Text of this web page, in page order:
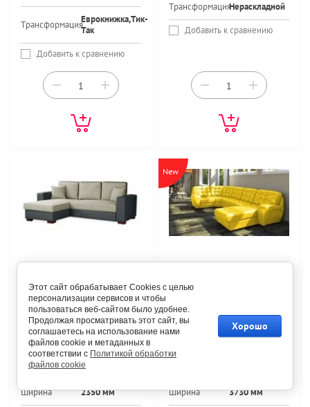
ТрансформацияЕврокнижка,Тик-
Так
Добавить к сравнению
− +
ТрансформацияНераскладной
Добавить к сравнению
− +
53 950
75 400руб.
Диван с оттоманкой
Капитон Лайт бежевого
цвета
Артикул:25-ФСТ-250-31770
Ширина 2350 мм
New
162 470
оттоманкой Саида 7
нераскладной
Ширина 3730 мм
Этот сайт обрабатывает Cookies с целью
персонализации сервисов и чтобы
пользоваться веб-сайтом было удобнее.
Продолжая просматривать этот сайт, вы
соглашаетесь на использование нами
файлов cookie и метаданных в
соответствии с Политикой обработки
файлов cookie
Хорошо